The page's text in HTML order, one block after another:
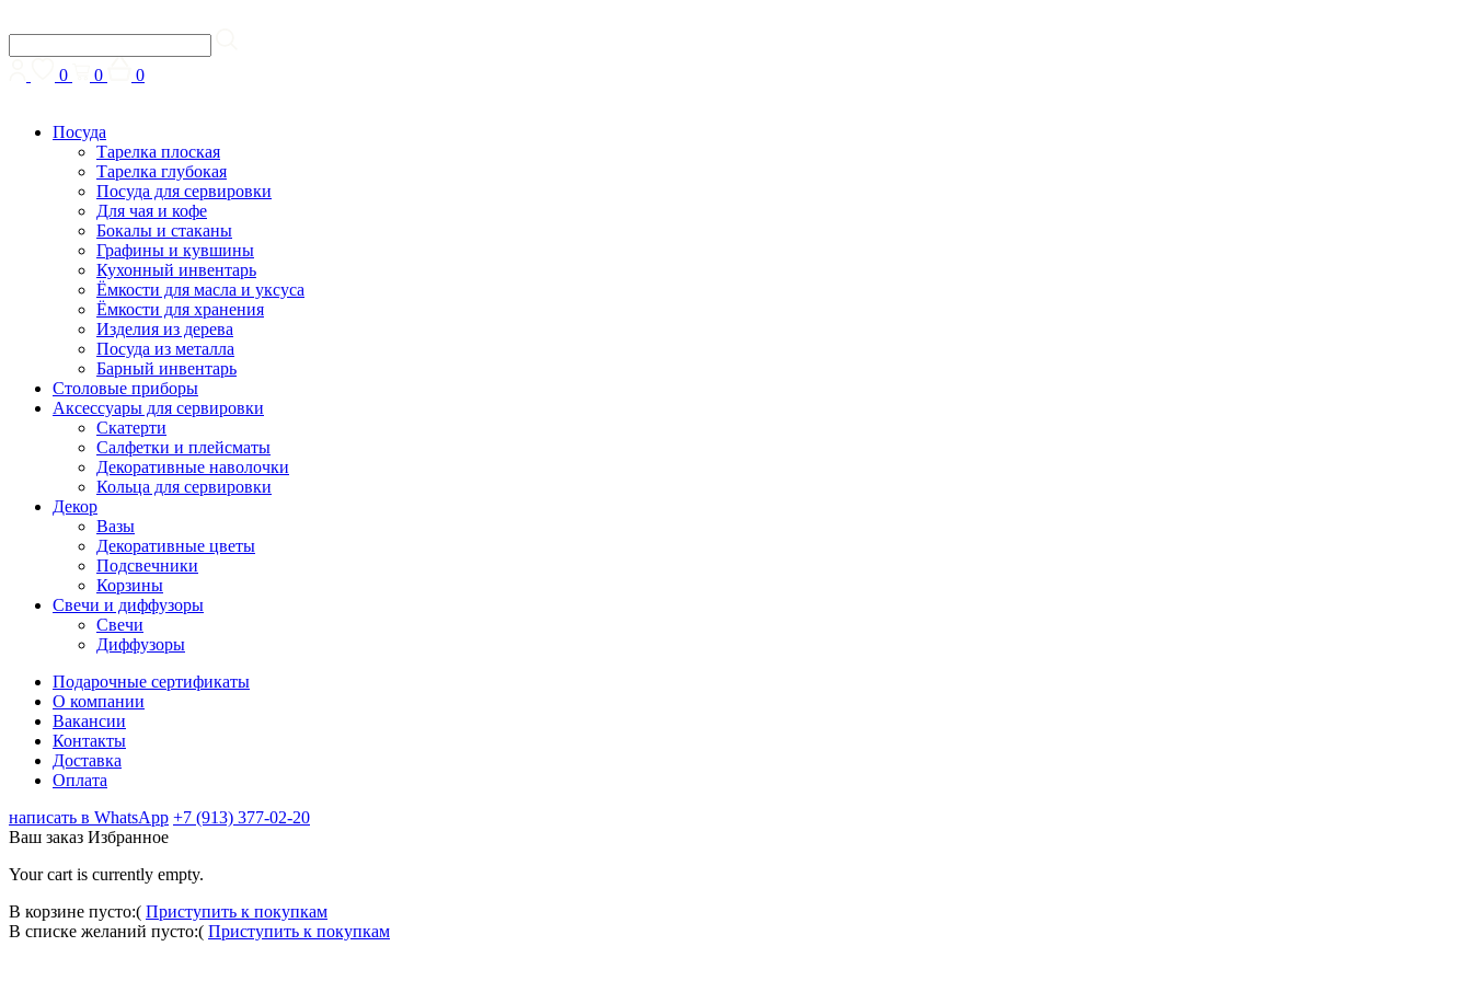
0 0 0
Посуда
Тарелка плоская
Тарелка глубокая
Посуда для сервировки
Для чая и кофе
Бокалы и стаканы
Графины и кувшины
Кухонный инвентарь
Ёмкости для масла и уксуса
Ёмкости для хранения
Изделия из дерева
Посуда из металла
Барный инвентарь
Столовые приборы
Аксессуары для сервировки
Скатерти
Cалфетки и плейсматы
Декоративные наволочки
Кольца для сервировки
Декор
Вазы
Декоративные цветы
Подсвечники
Корзины
Свечи и диффузоры
Свечи
Диффузоры
Подарочные сертификаты
О компании
Вакансии
Контакты
Доставка
Оплата
написать в WhatsApp +7 (913) 377-02-20
Ваш заказ Избранное
Your cart is currently empty.
В корзине пусто:( Приступить к покупкам
В списке желаний пусто:( Приступить к покупкам